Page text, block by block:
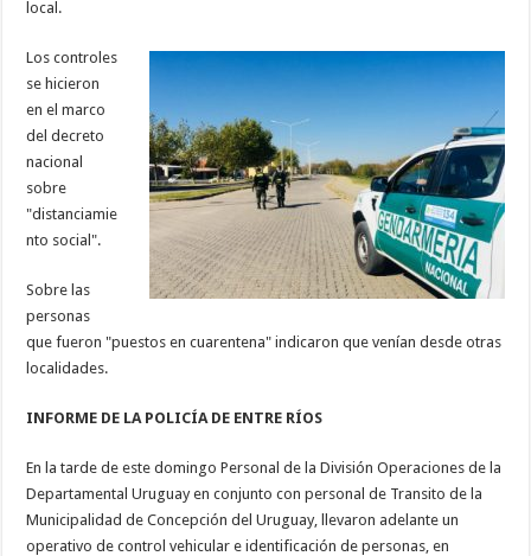
local.
Los controles
se hicieron
en el marco
del decreto
nacional
sobre
"distanciamie
nto social".
Sobre las
personas
que fueron "puestos en cuarentena" indicaron que venían desde otras
localidades.
INFORME DE LA POLICÍA DE ENTRE RÍOS
En la tarde de este domingo Personal de la División Operaciones de la
Departamental Uruguay en conjunto con personal de Transito de la
Municipalidad de Concepción del Uruguay, llevaron adelante un
operativo de control vehicular e identificación de personas, en